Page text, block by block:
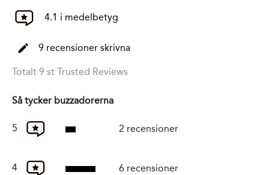
4.1 i medelbetyg
9 recensioner skrivna
Totalt 9 st Trusted Reviews
Så tycker buzzadorerna
5 2 recensioner
4 6 recensioner